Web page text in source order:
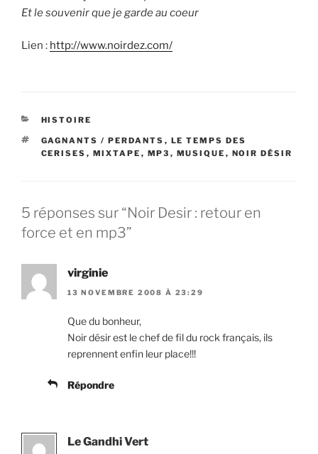
Et le souvenir que je garde au coeur
Lien : http://www.noirdez.com/
CATÉGORIES
HISTOIRE
ÉTIQUETTES
GAGNANTS / PERDANTS , LE TEMPS DES
CERISES , MIXTAPE , MP3 , MUSIQUE , NOIR DÉSIR
5 réponses sur “Noir Desir : retour en
force et en mp3”
virginie
13 NOVEMBRE 2008 À 23:29
Que du bonheur,
Noir désir est le chef de fil du rock français, ils
reprennent enfin leur place!!!
Répondre
Le Gandhi Vert